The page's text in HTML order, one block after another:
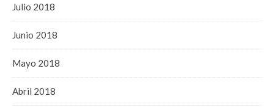
Julio 2018
Junio 2018
Mayo 2018
Abril 2018